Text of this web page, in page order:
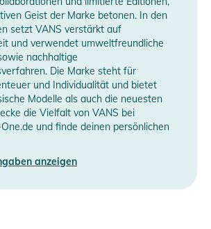
Geist der Marke betonen. In den
setzt VANS verstärkt auf
und verwendet umweltfreundliche
nachhaltige
Die Marke steht für
und Individualität und bietet
Modelle als auch die neuesten
die Vielfalt von VANS bei
und finde deinen persönlichen
anzeigen